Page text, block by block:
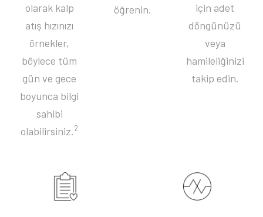
olarak kalp
atış hızınızı
örnekler,
böylece tüm
gün ve gece
boyunca bilgi
sahibi
olabilirsiniz.2
öğrenin.
için adet
döngünüzü
veya
hamileliğinizi
takip edin.